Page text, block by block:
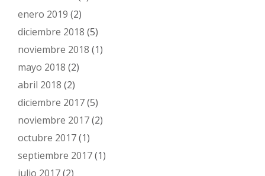
enero 2019 (2)
diciembre 2018 (5)
noviembre 2018 (1)
mayo 2018 (2)
abril 2018 (2)
diciembre 2017(5)
noviembre 2017(2)
octubre 2017(1)
septiembre 2017(1)
julio 2017(2)